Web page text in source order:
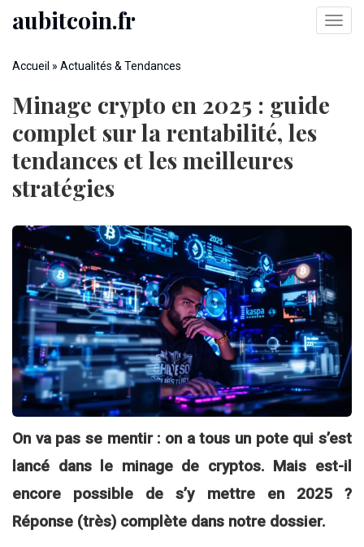
content
aubitcoin.fr
You
here
Accueil » Actualités & Tendances
Minage crypto en 2025 : guide
complet sur la rentabilité, les
tendances et les meilleures
stratégies
On va pas se mentir : on a tous un pote qui s’est
lancé dans le minage de cryptos. Mais est-il
encore possible de s’y mettre en 2025 ?
Réponse (très) complète dans notre dossier.